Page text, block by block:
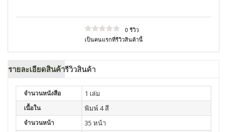
0 รีวิว
เป็นคนแรกที่รีวิวสินค้านี้
รายละเอียดสินค้ารีวิวสินค้า
จำนวนหนังสือ 1 เล่ม
เนื้อใน พิมพ์ 4 สี
จำนวนหน้า 35 หน้า